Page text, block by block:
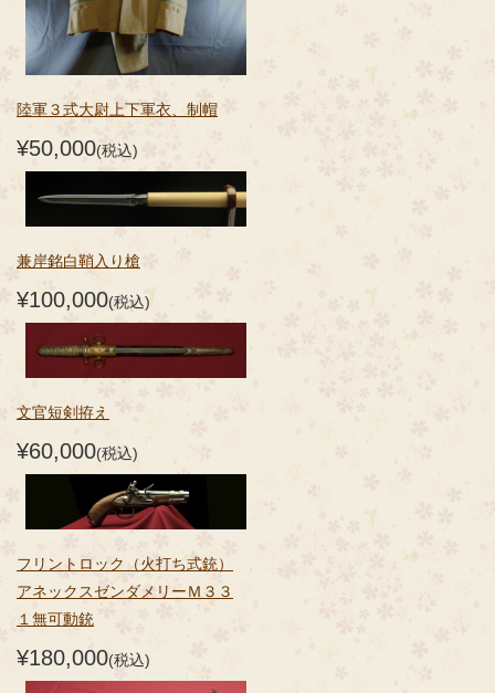
陸軍３式大尉上下軍衣、制帽
¥50,000(税込)
兼岸銘白鞘入り槍
¥100,000(税込)
文官短剣拵え
¥60,000(税込)
フリントロック（火打ち式銃）
アネックスゼンダメリーＭ３３
１無可動銃
¥180,000(税込)